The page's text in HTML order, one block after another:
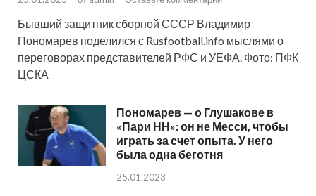
Бывший защитник сборной СССР Владимир
Пономарев поделился с Rusfootball.info мыслями о
переговорах представителей РФС и УЕФА. Фото: ПФК
ЦСКА
Пономарев — о Глушакове в
«Пари НН»: он не Месси, чтобы
играть за счет опыта. У него
была одна беготня
25.01.2023